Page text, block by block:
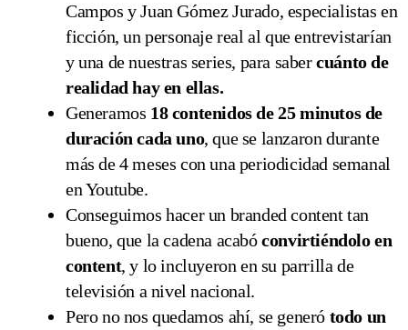
Campos y Juan Gómez Jurado, especialistas en
ficción, un personaje real al que entrevistarían
y una de nuestras series, para sabercuánto de
realidad hay en ellas.
Generamos 18 contenidos de 25 minutos de
duración cada uno, que se lanzaron durante
más de 4 meses con una periodicidad semanal
en Youtube.
Conseguimos hacer un branded content tan
bueno, que la cadena acabóconvirtiéndolo en
content, y lo incluyeron en su parrilla de
televisión a nivel nacional.
Pero no nos quedamos ahí, se generó todo un